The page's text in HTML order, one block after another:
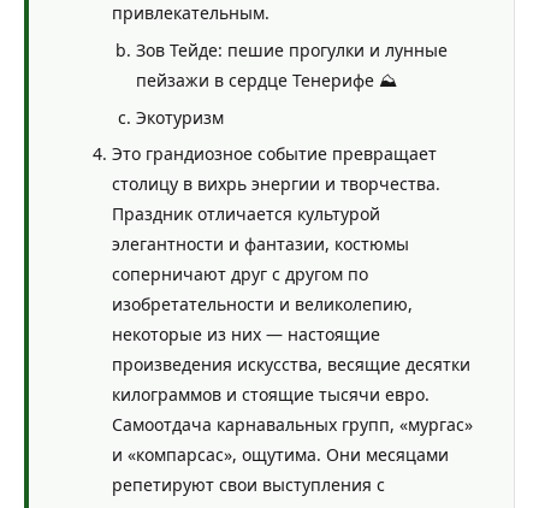
привлекательным.
Зов Тейде: пешие прогулки и лунные
пейзажи в сердце Тенерифе ⛰️
Экотуризм
Это грандиозное событие превращает
столицу в вихрь энергии и творчества.
Праздник отличается культурой
элегантности и фантазии, костюмы
соперничают друг с другом по
изобретательности и великолепию,
некоторые из них — настоящие
произведения искусства, весящие десятки
килограммов и стоящие тысячи евро.
Самоотдача карнавальных групп, «мургас»
и «компарсас», ощутима. Они месяцами
репетируют свои выступления с